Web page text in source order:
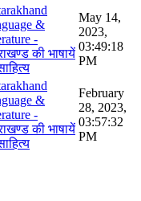
&
-
की भाषायें
May 14,
2023,
03:49:18
PM
&
-
की भाषायें
February
28, 2023,
03:57:32
PM